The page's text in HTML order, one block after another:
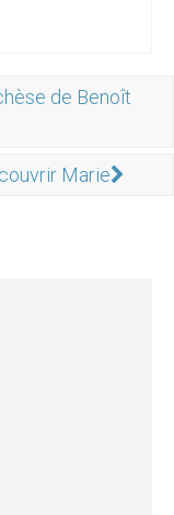
de Benoît
Marie